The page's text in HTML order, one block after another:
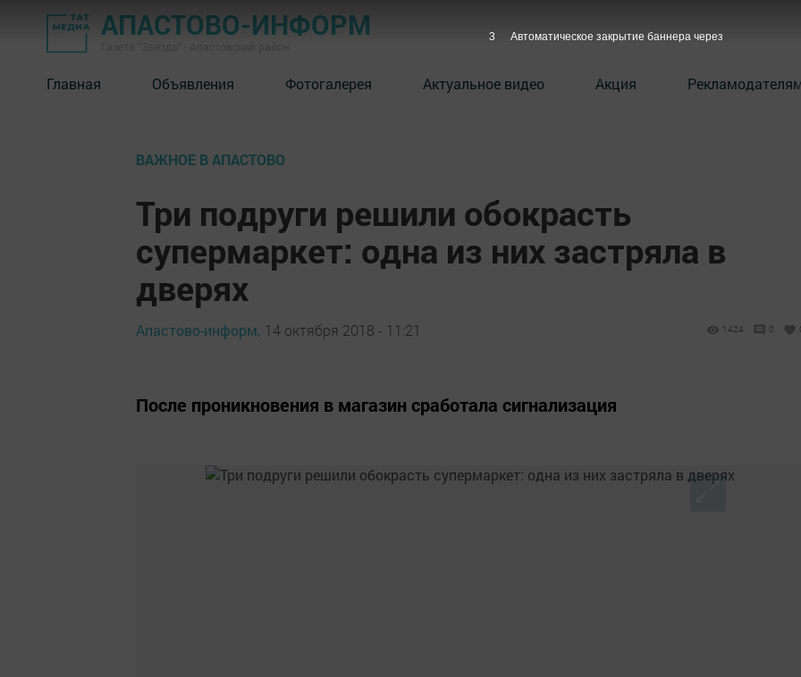
АПАСТОВО-ИНФОРМ
Главная Объявления Фотогалерея Актуальное видео Акция
ВАЖНОЕ В АПАСТОВО
Три подруги решили обокрасть
супермаркет: одна из них застряла в
дверях
Апастово-информ, 14 октября 2018 - 11:21 1424 0
После проникновения в магазин сработала сигнализация
2 Автоматическое закрытие баннера через